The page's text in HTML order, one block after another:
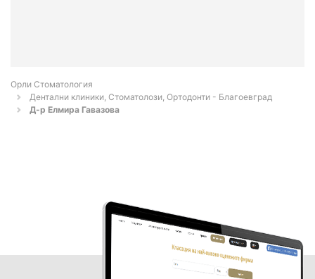
Орли Стоматология
Дентални клиники, Стоматолози, Ортодонти - Благоевград
Д-р Елмира Гавазова